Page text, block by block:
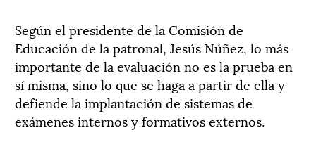
Según el presidente de la Comisión de
Educación de la patronal, Jesús Núñez, lo más
importante de la evaluación no es la prueba en
sí misma, sino lo que se haga a partir de ella y
defiende la implantación de sistemas de
exámenes internos y formativos externos.